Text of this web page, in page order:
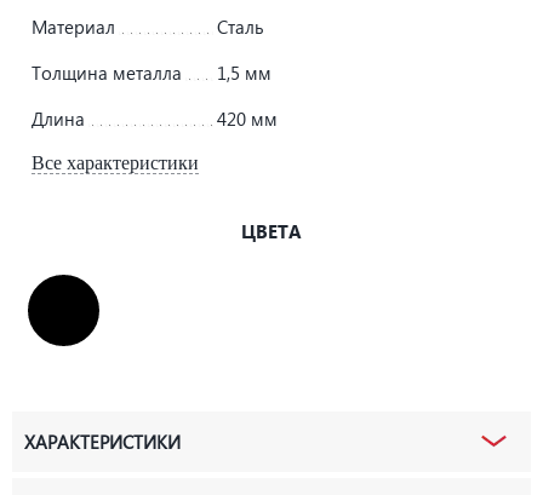
Материал
Сталь
Толщина металла
1,5 мм
Длина
420 мм
Все характеристики
ЦВЕТА
ХАРАКТЕРИСТИКИ